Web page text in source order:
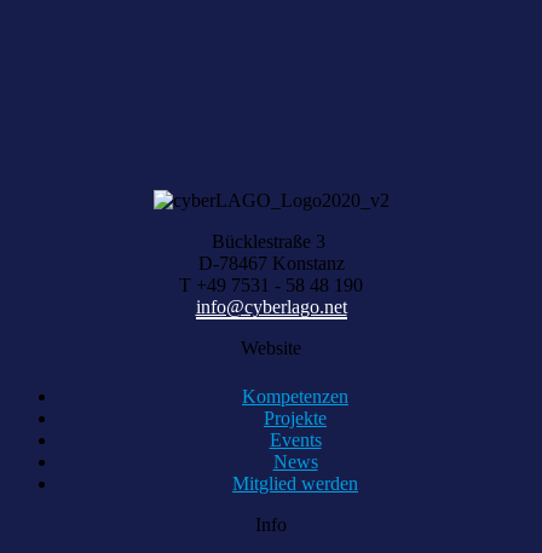
Bücklestraße 3
D-78467 Konstanz
T +49 7531 - 58 48 190
info@cyberlago.net
Website
Kompetenzen
Projekte
Events
News
Mitglied werden
Info